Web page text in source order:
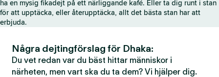
a
ha en mysig fikadejt på ett närliggande kafé. Eller ta dig runt i stan
för att upptäcka, eller återupptäcka, allt det bästa stan har att
erbjuda.
Några dejtingförslag för Dhaka:
Du vet redan var du bäst hittar människor i
närheten, men vart ska du ta dem? Vi hjälper dig.